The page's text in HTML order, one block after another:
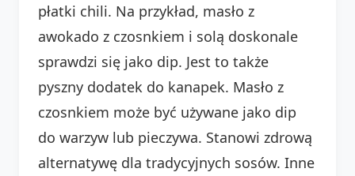
płatki chili. Na przykład, masło z
awokado z czosnkiem i solą doskonale
sprawdzi się jako dip. Jest to także
pyszny dodatek do kanapek. Masło z
czosnkiem może być używane jako dip
do warzyw lub pieczywa. Stanowi zdrową
alternatywę dla tradycyjnych sosów. Inne